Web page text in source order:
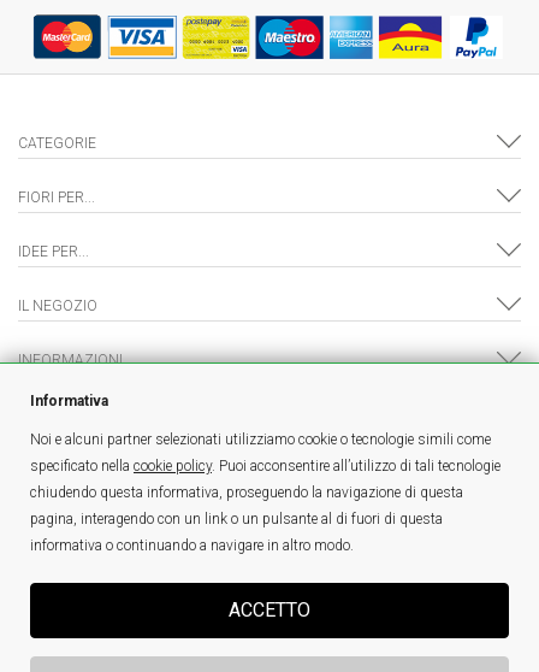
CATEGORIE
FIORI PER...
IDEE PER...
IL NEGOZIO
INFORMAZIONI
è un marchio FlowerKing Srl
- © Tutti i diritti riservati - P.IVA 01328390321 |
Sei un fiorista e sei interessato a vendere online?
Clicca qui!
FioriaCasalecchiodiReno.it - Fiorista Donatella snc - PI:02742171206
Informativa
Noi e alcuni partner selezionati utilizziamo cookie o tecnologie simili come
specificato nella cookie policy. Puoi acconsentire all’utilizzo di tali tecnologie
chiudendo questa informativa, proseguendo la navigazione di questa
pagina, interagendo con un link o un pulsante al di fuori di questa
informativa o continuando a navigare in altro modo.
ACCETTO